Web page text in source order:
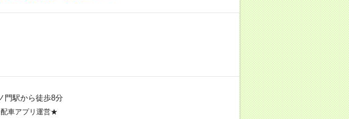
門駅から徒歩8分
配車アプリ運営★